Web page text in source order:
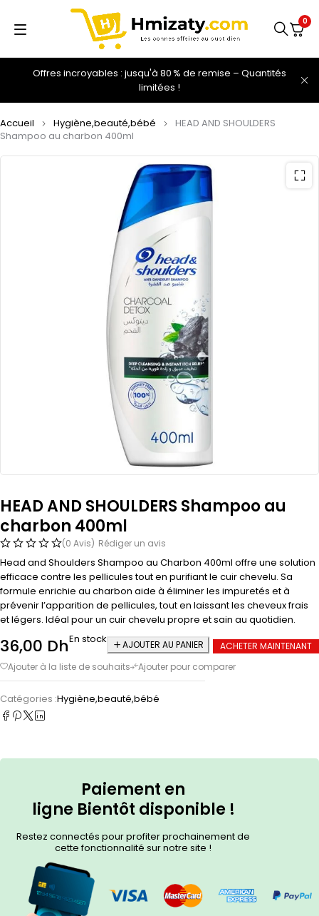
Offres incroyables : jusqu'à 80 % de remise – Quantités
limitées !
0
Accueil Hygiène,beauté,bébé
HEAD AND SHOULDERS
Shampoo au charbon 400ml
HEAD AND SHOULDERS Shampoo au
charbon 400ml
(0 Avis) Rédiger un avis
Head and Shoulders Shampoo au Charbon 400ml offre une solution
efficace contre les pellicules tout en purifiant le cuir chevelu. Sa
formule enrichie au charbon aide à éliminer les impuretés et à
prévenir l’apparition de pellicules, tout en laissant les cheveux frais
et légers. Idéal pour un cuir chevelu propre et sain au quotidien.
36,00 DhEn stock AJOUTER AU PANIER ACHETER MAINTENANT
Catégories :Hygiène,beauté,bébé
Paiement en
ligne Bientôt disponible !
Restez connectés pour profiter prochainement de
cette fonctionnalité sur notre site !